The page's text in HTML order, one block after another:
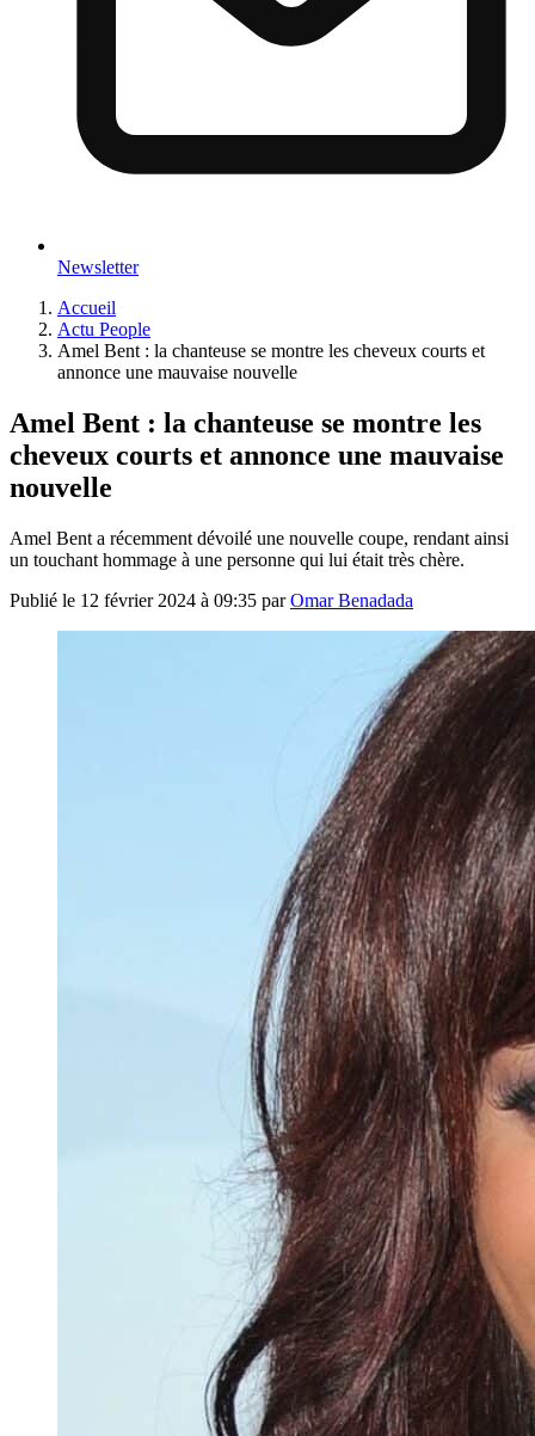
Newsletter
Accueil
Actu People
Amel Bent : la chanteuse se montre les cheveux courts et
annonce une mauvaise nouvelle
Amel Bent : la chanteuse se montre les
cheveux courts et annonce une mauvaise
nouvelle
Amel Bent a récemment dévoilé une nouvelle coupe, rendant ainsi
un touchant hommage à une personne qui lui était très chère.
Publié le 12 février 2024 à 09:35 parOmar Benadada